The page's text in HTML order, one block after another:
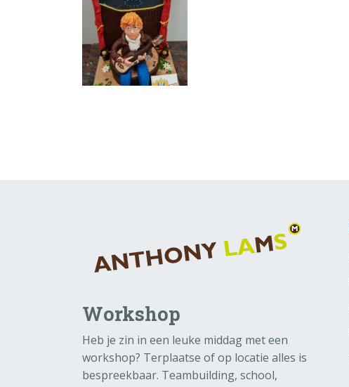
Workshop
Heb je zin in een leuke middag met een
workshop? Terplaatse of op locatie alles is
bespreekbaar. Teambuilding, school,